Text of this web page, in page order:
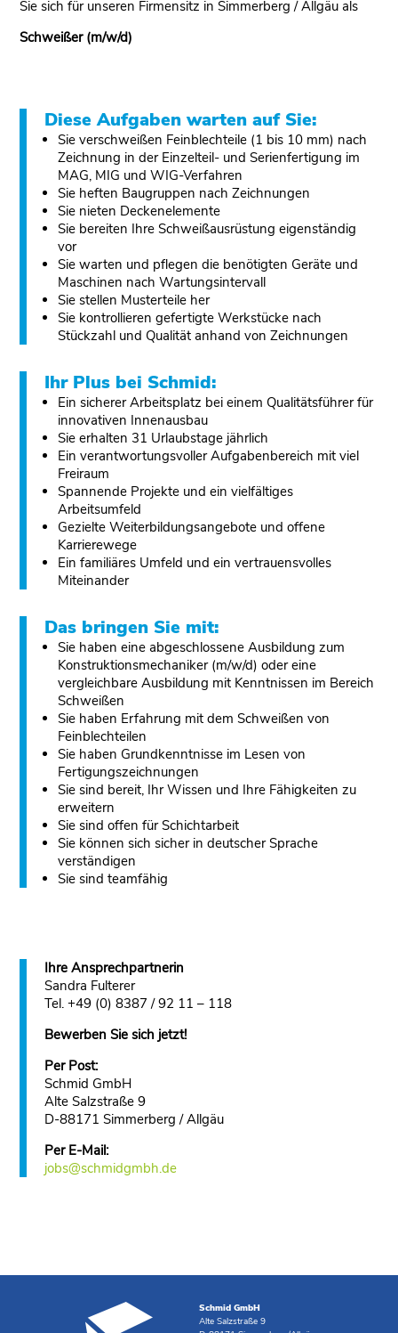
Sie sich für unseren Firmensitz in Simmerberg / Allgäu als
Schweißer (m/w/d)
Diese Aufgaben warten auf Sie:
Sie verschweißen Feinblechteile (1 bis 10 mm) nach
Zeichnung in der Einzelteil- und Serienfertigung im
MAG, MIG und WIG-Verfahren
Sie heften Baugruppen nach Zeichnungen
Sie nieten Deckenelemente
Sie bereiten Ihre Schweißausrüstung eigenständig
vor
Sie warten und pflegen die benötigten Geräte und
Maschinen nach Wartungsintervall
Sie stellen Musterteile her
Sie kontrollieren gefertigte Werkstücke nach
Stückzahl und Qualität anhand von Zeichnungen
Ihr Plus bei Schmid:
Ein sicherer Arbeitsplatz bei einem Qualitätsführer für
innovativen Innenausbau
Sie erhalten 31 Urlaubstage jährlich
Ein verantwortungsvoller Aufgabenbereich mit viel
Freiraum
Spannende Projekte und ein vielfältiges
Arbeitsumfeld
Gezielte Weiterbildungsangebote und offene
Karrierewege
Ein familiäres Umfeld und ein vertrauensvolles
Miteinander
Das bringen Sie mit:
Sie haben eine abgeschlossene Ausbildung zum
Konstruktionsmechaniker (m/w/d) oder eine
vergleichbare Ausbildung mit Kenntnissen im Bereich
Schweißen
Sie haben Erfahrung mit dem Schweißen von
Feinblechteilen
Sie haben Grundkenntnisse im Lesen von
Fertigungszeichnungen
Sie sind bereit, Ihr Wissen und Ihre Fähigkeiten zu
erweitern
Sie sind offen für Schichtarbeit
Sie können sich sicher in deutscher Sprache
verständigen
Sie sind teamfähig
Ihre Ansprechpartnerin
Sandra Fulterer
Tel. +49 (0) 8387 / 92 11 – 118
Bewerben Sie sich jetzt!
Per Post:
Schmid GmbH
Alte Salzstraße 9
D-88171 Simmerberg / Allgäu
Per E-Mail:
jobs@schmidgmbh.de
Schmid GmbH
Alte Salzstraße 9